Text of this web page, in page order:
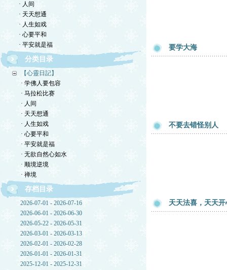
· 人间
· 天天想通
· 人生如戏
· 心要平和
· 平安就是福
分类目录
【心靈日記】
· 学佛人要包容
· 马拉松比赛
· 人间
· 天天想通
· 人生如戏
· 心要平和
· 平安就是福
· 无欲自然心如水
· 顺境逆境
· 禅境
存档目录
2026-07-01 - 2026-07-16
2026-06-01 - 2026-06-30
2026-05-22 - 2026-05-31
2026-03-01 - 2026-03-13
2026-02-01 - 2026-02-28
2026-01-01 - 2026-01-31
2025-12-01 - 2025-12-31
要学大海
不要去错怪别人
天天法喜，天天开